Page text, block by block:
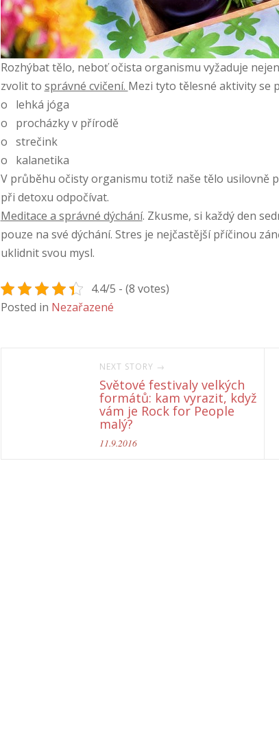
Rozhýbat tělo, neboť očista organismu vyžaduje
zvolit to správné cvičení. Mezi tyto tělesné aktivity se
o lehká jóga
o procházky v přírodě
o strečink
o kalanetika
V průběhu očisty organismu totiž naše tělo usilovně
při detoxu odpočívat.
Meditace a správné dýchání. Zkusme, si každý den
pouze na své dýchání. Stres je nejčastější příčinou
uklidnit svou mysl.
4.4/5 - (8 votes)
Posted in Nezařazené
NEXT STORY →
Světové festivaly velkých
formátů: kam vyrazit, když
vám je Rock for People
malý?
11.9.2016